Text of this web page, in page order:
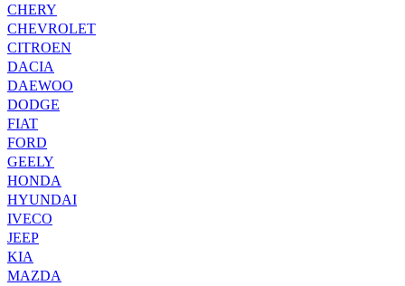
CHERY
CHEVROLET
CITROEN
DACIA
DAEWOO
DODGE
FIAT
FORD
GEELY
HONDA
HYUNDAI
IVECO
JEEP
KIA
MAZDA